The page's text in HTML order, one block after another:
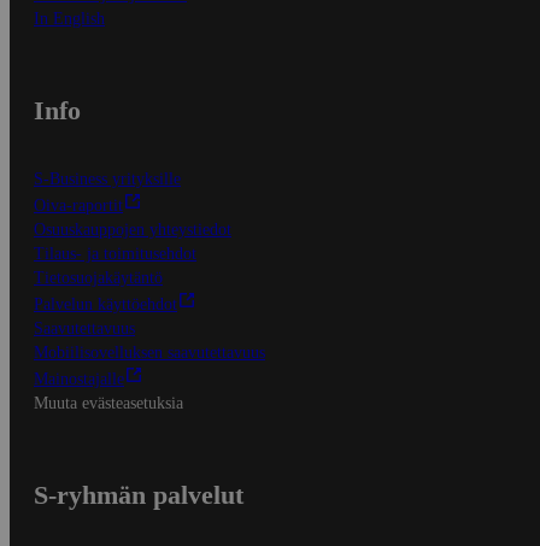
In English
Info
S-Business yrityksille
Oiva-raportit
Osuuskauppojen yhteystiedot
Tilaus- ja toimitusehdot
Tietosuojakäytäntö
Palvelun käyttöehdot
Saavutettavuus
Mobiilisovelluksen saavutettavuus
Mainostajalle
Muuta evästeasetuksia
S-ryhmän palvelut